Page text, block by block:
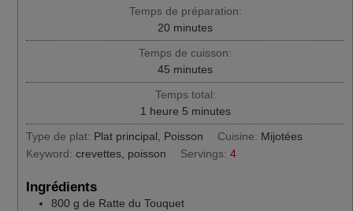
Temps de préparation:
20 minutes
minutes
Temps de cuisson:
45 minutes
minutes
Temps total:
1 heure
heure 5minutes
minutes
Type de plat: Plat principal, Poisson Cuisine: Mijotées
Keyword:crevettes, poisson Servings: 4
Ingrédients
800 g de Ratte du Touquet